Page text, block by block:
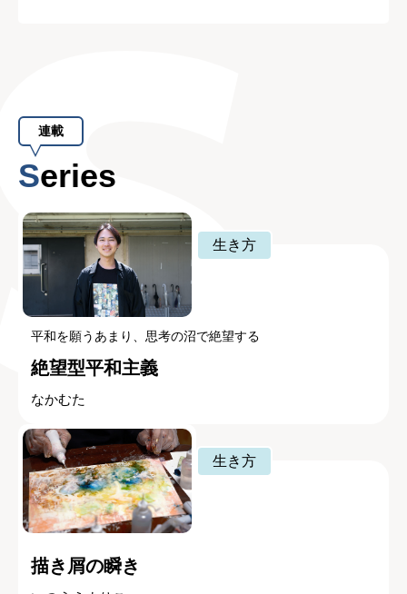
連載
Series
生き方
平和を願うあまり、思考の沼で絶望する
絶望型平和主義
なかむた
生き方
描き屑の瞬き